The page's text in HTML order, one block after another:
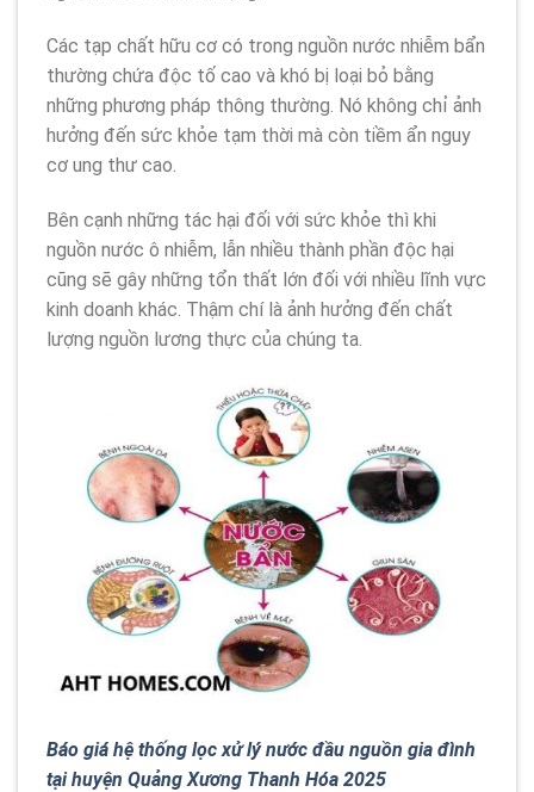
Các tạp chất hữu cơ có trong nguồn nước nhiễm bẩn
thường chứa độc tố cao và khó bị loại bỏ bằng
những phương pháp thông thường. Nó không chỉ ảnh
hưởng đến sức khỏe tạm thời mà còn tiềm ẩn nguy
cơ ung thư cao.
Bên cạnh những tác hại đối với sức khỏe thì khi
nguồn nước ô nhiễm, lẫn nhiều thành phần độc hại
cũng sẽ gây những tổn thất lớn đối với nhiều lĩnh vực
kinh doanh khác. Thậm chí là ảnh hưởng đến chất
lượng nguồn lương thực của chúng ta.
Báo giá hệ thống lọc xử lý nước đầu nguồn gia đình
tại huyện Quảng Xương Thanh Hóa 2025